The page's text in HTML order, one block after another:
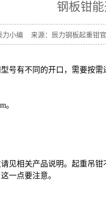
钢板钳
力小编 来源：辰力钢板起重钳
号有不同的开口，需要按需
。
见相关产品说明。起重吊
一点要注意。